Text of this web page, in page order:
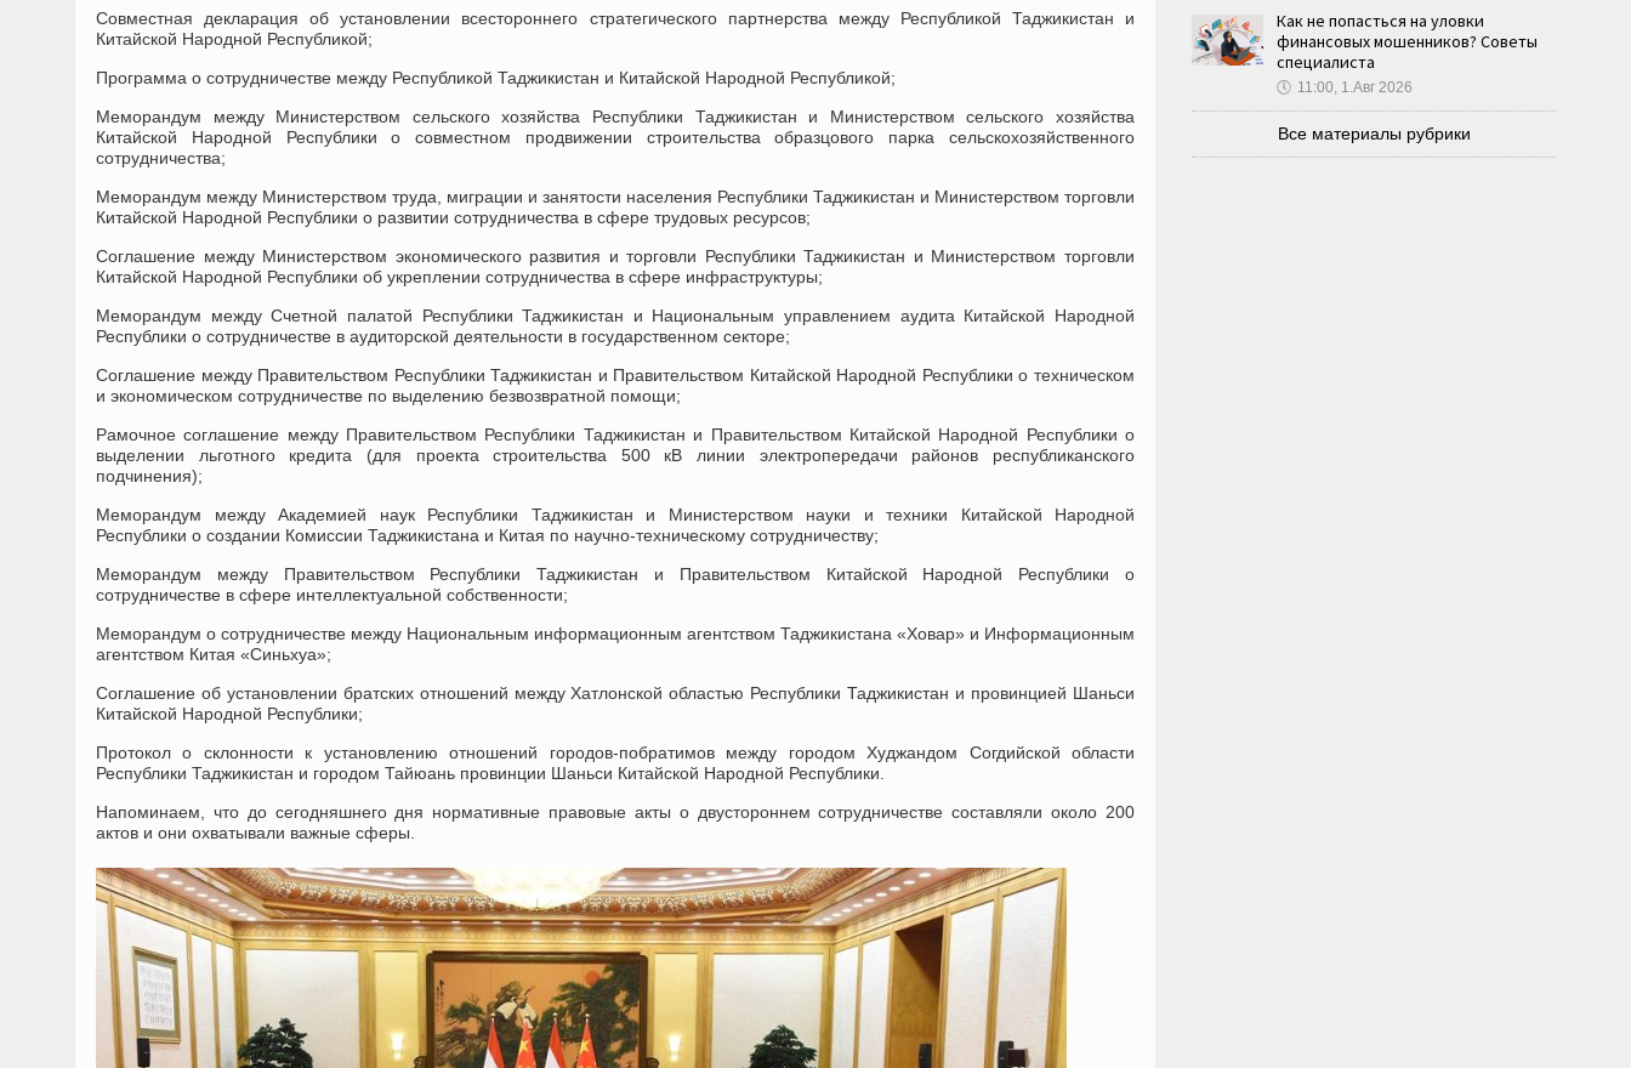
Совместная декларация об установлении всестороннего стратегического партнерства между Республикой Таджикистан и
Китайской Народной Республикой;
Программа о сотрудничестве между Республикой Таджикистан и Китайской Народной Республикой;
Меморандум между Министерством сельского хозяйства Республики Таджикистан и Министерством сельского хозяйства
Китайской Народной Республики о совместном продвижении строительства образцового парка сельскохозяйственного
сотрудничества;
Меморандум между Министерством труда, миграции и занятости населения Республики Таджикистан и Министерством торговли
Китайской Народной Республики о развитии сотрудничества в сфере трудовых ресурсов;
Соглашение между Министерством экономического развития и торговли Республики Таджикистан и Министерством торговли
Китайской Народной Республики об укреплении сотрудничества в сфере инфраструктуры;
Меморандум между Счетной палатой Республики Таджикистан и Национальным управлением аудита Китайской Народной
Республики о сотрудничестве в аудиторской деятельности в государственном секторе;
Соглашение между Правительством Республики Таджикистан и Правительством Китайской Народной Республики о техническом
и экономическом сотрудничестве по выделению безвозвратной помощи;
Рамочное соглашение между Правительством Республики Таджикистан и Правительством Китайской Народной Республики о
выделении льготного кредита (для проекта строительства 500 кВ линии электропередачи районов республиканского
подчинения);
Меморандум между Академией наук Республики Таджикистан и Министерством науки и техники Китайской Народной
Республики о создании Комиссии Таджикистана и Китая по научно-техническому сотрудничеству;
Меморандум между Правительством Республики Таджикистан и Правительством Китайской Народной Республики о
сотрудничестве в сфере интеллектуальной собственности;
Меморандум о сотрудничестве между Национальным информационным агентством Таджикистана «Ховар» и Информационным
агентством Китая «Синьхуа»;
Соглашение об установлении братских отношений между Хатлонской областью Республики Таджикистан и провинцией Шаньси
Китайской Народной Республики;
Протокол о склонности к установлению отношений городов-побратимов между городом Худжандом Согдийской области
Республики Таджикистан и городом Тайюань провинции Шаньси Китайской Народной Республики.
Напоминаем, что до сегодняшнего дня нормативные правовые акты о двустороннем сотрудничестве составляли около 200
актов и они охватывали важные сферы.
Как не попасться на уловки
финансовых мошенников? Советы
специалиста
🕔 11:00, 1.Авг 2026
Все материалы рубрики